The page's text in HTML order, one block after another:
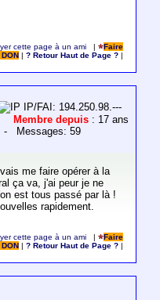
cette page à un ami |
Faire
|? Retour Haut de Page ?
IP/FAI: 194.250.98.---
Membre depuis : 17 ans
- Messages: 59
me faire opérer à la
ça va, j'ai peur je ne
est tous passé par là !
rapidement.
cette page à un ami |
Faire
|? Retour Haut de Page ?